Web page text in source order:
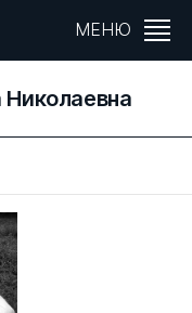
МЕНЮ
Николаевна